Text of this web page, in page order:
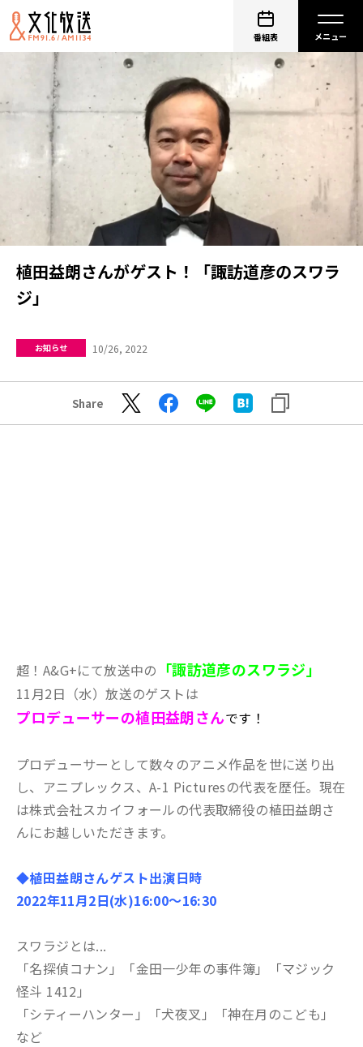
番組表
植田益朗さんがゲスト！「諏訪道彦のスワラ
ジ」
お知らせ 10/26, 2022
Share
超！A&G+にて放送中の 「諏訪道彦のスワラジ」
11月2日（水）放送のゲストは
プロデューサーの植田益朗さんです！
プロデューサーとして数々のアニメ作品を世に送り出
し、アニプレックス、A-1 Picturesの代表を歴任。現在
は株式会社スカイフォールの代表取締役の植田益朗さ
んにお越しいただきます。
◆植田益朗さんゲスト出演日時
2022年11月2日(水)16:00〜16:30
スワラジとは...
「名探偵コナン」「金田一少年の事件簿」「マジック
怪斗 1412」
「シティーハンター」「犬夜叉」「神在月のこども」
など